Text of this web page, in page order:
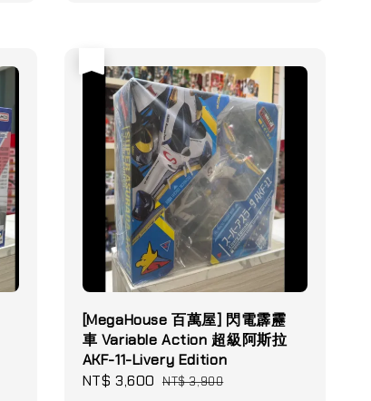
[MegaHouse 百萬屋] 閃電霹靂
車 Variable Action 超級阿斯拉
AKF-11-Livery Edition
Sale
NT$ 3,600 Regular
NT$ 3,900